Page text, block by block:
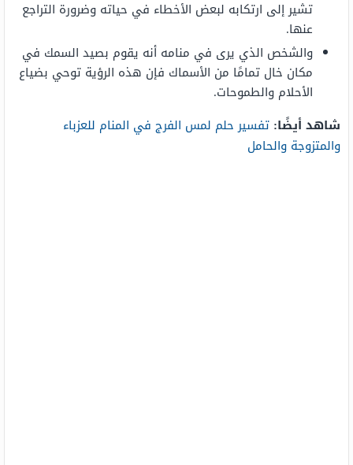
تشير إلى ارتكابه لبعض الأخطاء في حياته وضرورة التراجع
عنها.
والشخص الذي يرى في منامه أنه يقوم بصيد السمك في
مكان خال تمامًا من الأسماك فإن هذه الرؤية توحي بضياع
الأحلام والطموحات.
شاهد أيضًا: تفسير حلم لمس الفرج في المنام للعزباء
والمتزوجة والحامل